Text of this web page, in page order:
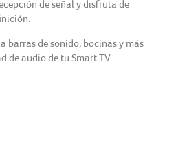
de señal y disfruta de
barras de sonido, bocinas y más
de audio de tu Smart TV.